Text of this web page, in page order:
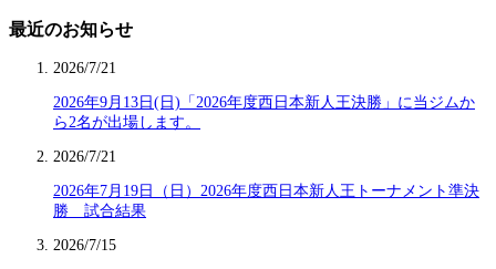
最近のお知らせ
2026/7/21
2026年9月13日(日)「2026年度西日本新人王決勝」に当ジムか
ら2名が出場します。
2026/7/21
2026年7月19日（日）2026年度西日本新人王トーナメント準決
勝 試合結果
2026/7/15